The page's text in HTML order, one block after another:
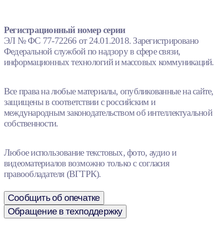
Регистрационный номер серии
ЭЛ № ФС 77-72266 от 24.01.2018. Зарегистрировано
Федеральной службой по надзору в сфере связи,
информационных технологий и массовых коммуникаций.
Все права на любые материалы, опубликованные на сайте,
защищены в соответствии с российским и
международным законодательством об интеллектуальной
собственности.
Любое использование текстовых, фото, аудио и
видеоматериалов возможно только с согласия
правообладателя (ВГТРК).
Сообщить об опечатке
Обращение в техподдержку